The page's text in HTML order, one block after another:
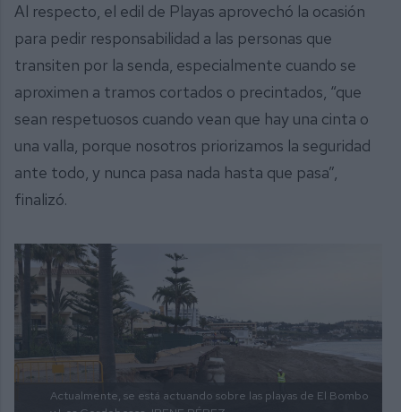
Al respecto, el edil de Playas aprovechó la ocasión
para pedir responsabilidad a las personas que
transiten por la senda, especialmente cuando se
aproximen a tramos cortados o precintados, “que
sean respetuosos cuando vean que hay una cinta o
una valla, porque nosotros priorizamos la seguridad
ante todo, y nunca pasa nada hasta que pasa”,
finalizó.
Actualmente, se está actuando sobre las playas de El Bombo